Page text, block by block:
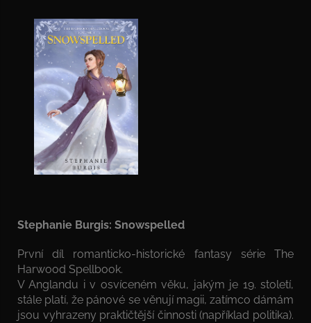
Stephanie Burgis: Snowspelled
První díl romanticko-historické fantasy série The
Harwood Spellbook.
V Anglandu i v osvíceném věku, jakým je 19. století,
stále platí, že pánové se věnují magii, zatímco dámám
jsou vyhrazeny praktičtější činnosti (například politika).